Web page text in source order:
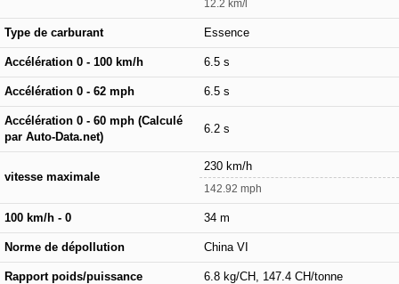
12.2 km/l
Type de carburant Essence
Accélération 0 - 100 km/h 6.5 s
Accélération 0 - 62 mph 6.5 s
Accélération 0 - 60 mph (Calculé
par Auto-Data.net)
6.2 s
vitesse maximale
230 km/h
142.92 mph
100 km/h - 0 34 m
Norme de dépollution China VI
Rapport poids/puissance 6.8 kg/CH, 147.4 CH/tonne